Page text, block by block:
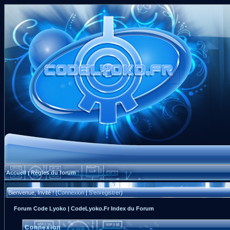
Accueil|Règles du forum
Bienvenue, Invité ! (Connexion|S'enregistrer)
Forum Code Lyoko | CodeLyoko.Fr Index du Forum
Connexion